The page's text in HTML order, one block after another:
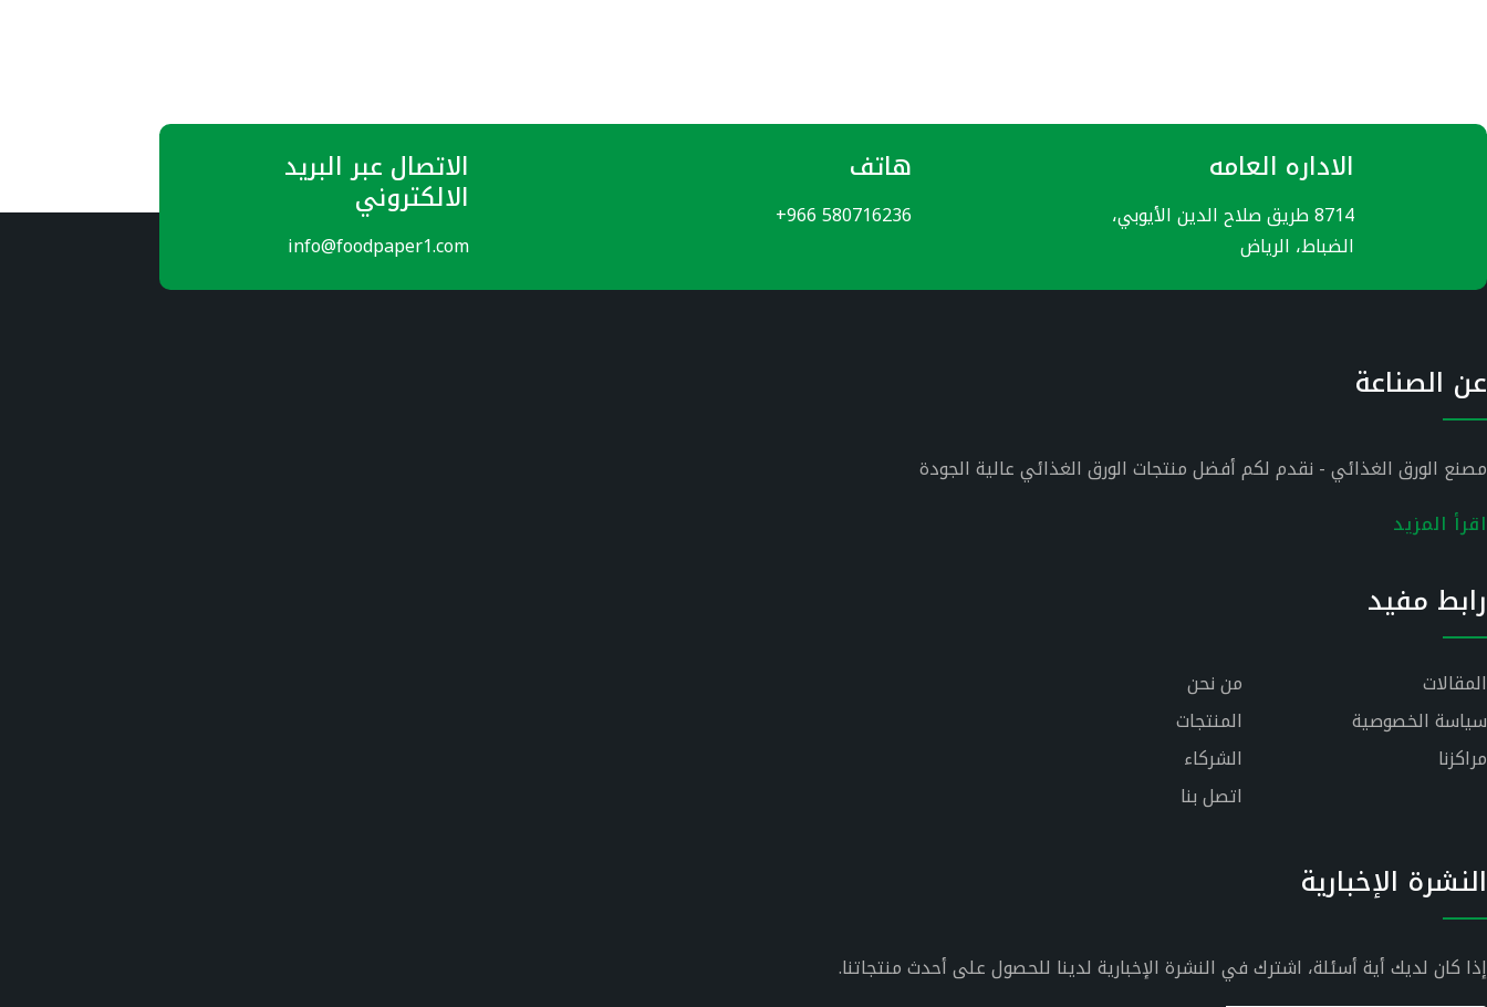
الاداره العامه
8714 طريق صلاح الدين الأيوبي،
الضباط، الرياض
هاتف
+966 580716236
الاتصال عبر البريد
الالكتروني
info@foodpaper1.com
عن الصناعة
مصنع الورق الغذائي - نقدم لكم أفضل منتجات الورق الغذائي عالية الجودة
اقرأ المزيد
رابط مفيد
من نحن
المقالات
المنتجات
سياسة الخصوصية
الشركاء
مراكزنا
اتصل بنا
النشرة الإخبارية
إذا كان لديك أية أسئلة، اشترك في النشرة الإخبارية لدينا للحصول على أحدث منتجاتنا.